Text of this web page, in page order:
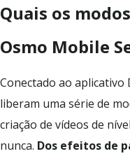
Quais os
Osmo Mobile
Conectado ao aplicativo
liberam uma série de
criação de vídeos de
nunca. Dos efeitos de